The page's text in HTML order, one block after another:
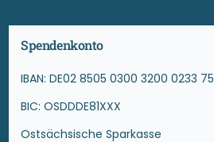
Spendenkonto
IBAN: DE02 8505 0300 3200 0233 75
BIC: OSDDDE81XXX
Ostsächsische Sparkasse